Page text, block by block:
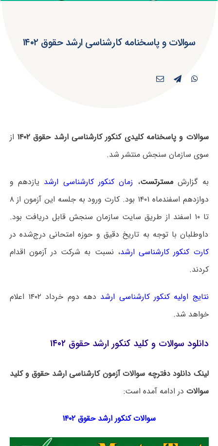
سوالات و پاسخنامه کارشناسی ارشد حقوق ۱۴۰۲
سوالات و پاسخنامه کلیدی کنکور کارشناسی ارشد حقوق ۱۴۰۲
از
سوی سازمان سنجش منتشر شد.
به گزارشمسترتست، زمان کنکور کارشناسی ارشد یازدهم و
دوازدهم اسفندماه ۱۴۰۱ بود. کارت ورود به جلسه این آزمون از ۸
تا ۱۰ اسفند از طریق سایت سازمان سنجش قابل دریافت بود.
داوطلبان با توجه به تاریخ دقیق و حوزه امتحانی درج‌شده در
کارت کنکور کارشناسی ارشد، نسبت به شرکت در آزمون اقدام
کردند.
نتایج اولیه کنکور کارشناسی ارشد
دهه دوم خرداد ۱۴۰۲ اعلام
خواهد شد.
دانلود سوالات و کلید کنکور ارشد حقوق ۱۴۰۲
لینک دانلود دفترچه سوالات آزمون کارشناسی ارشد حقوق و کلید
سوالات در ادامه آمده است:
سوالات کنکور ارشد حقوق ۱۴۰۲